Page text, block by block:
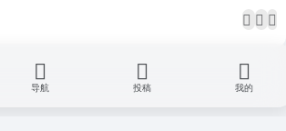
导航 投稿 我的